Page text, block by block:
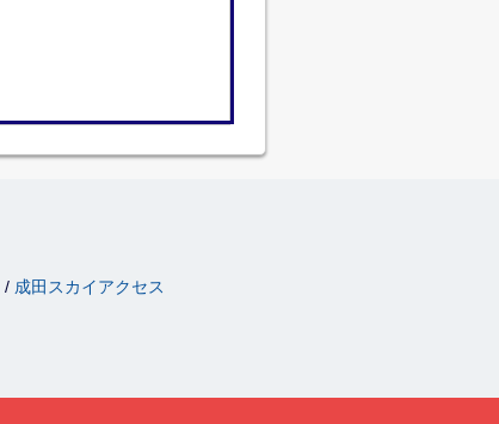
成田スカイアクセス